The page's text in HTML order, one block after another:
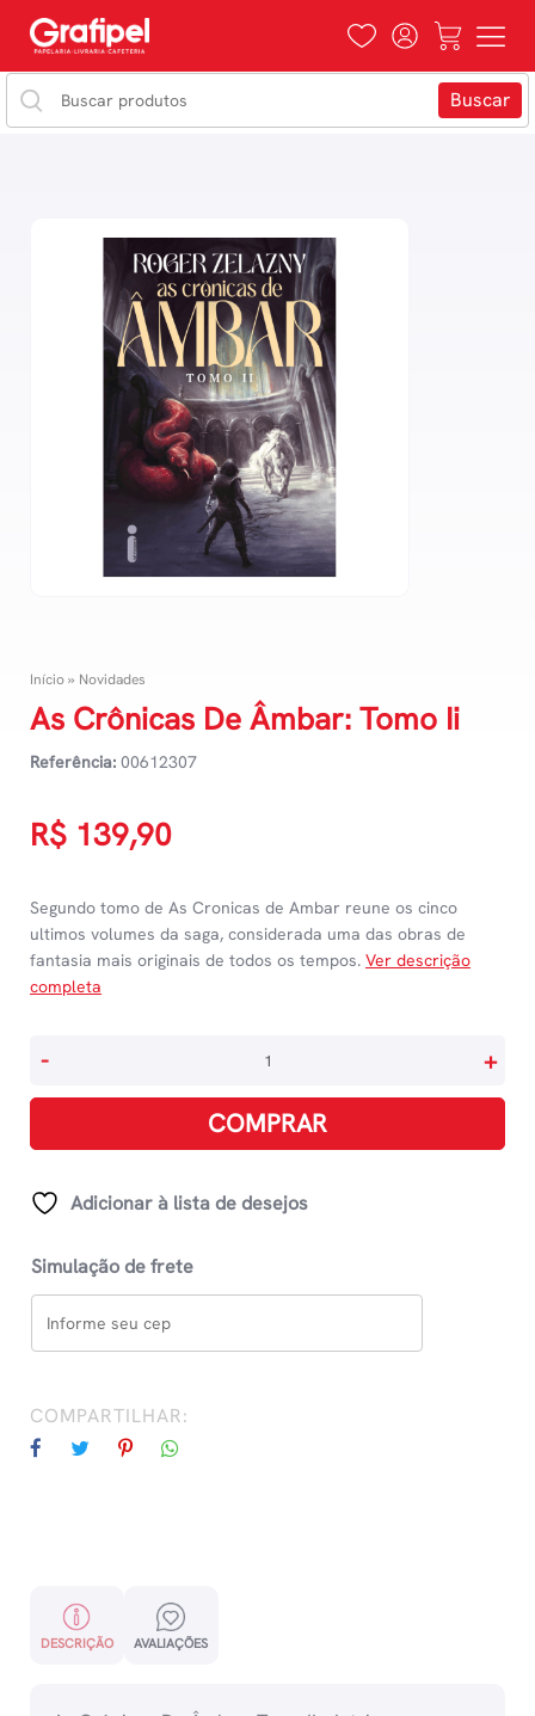
Início» Novidades
As Crônicas De Âmbar: Tomo Ii
Referência: 00612307
R$ 139,90
Segundo tomo de As Cronicas de Ambar reune os cinco
ultimos volumes da saga, considerada uma das obras de
fantasia mais originais de todos os tempos. Ver descrição
completa
De
Âmbar:
Ii
- +
COMPRAR
Adicionar à lista de desejos
Simulação de frete
COMPARTILHAR:
DESCRIÇÃO AVALIAÇÕES